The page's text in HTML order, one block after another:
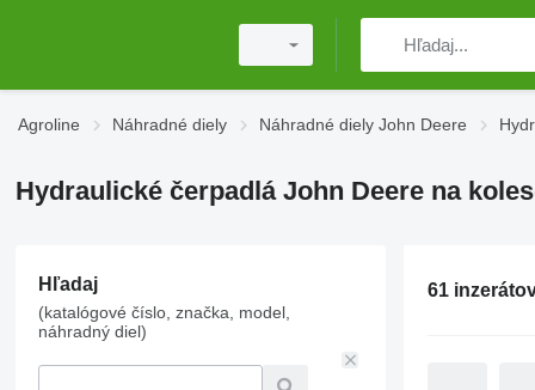
Agroline Náhradné diely Náhradné diely John Deere
Hydraulické čerpadlá John Deere na
Hľadaj
(katalógové číslo, značka, model,
náhradný diel)
61